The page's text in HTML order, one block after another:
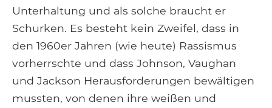
Unterhaltung und als solche braucht er
Schurken. Es besteht kein Zweifel, dass in
den 1960er Jahren (wie heute) Rassismus
vorherrschte und dass Johnson, Vaughan
und Jackson Herausforderungen bewältigen
mussten, von denen ihre weißen und